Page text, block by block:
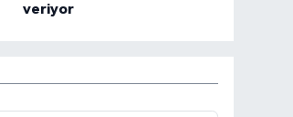
veriyor